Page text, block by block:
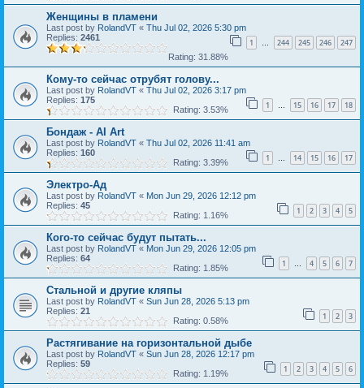
Женщины в пламени
Last post by RolandVT « Thu Jul 02, 2026 5:30 pm
Replies: 2461 1 … 244 245 246 247
Rating: 31.88%
Кому-то сейчас отрубят голову...
Last post by RolandVT « Thu Jul 02, 2026 3:17 pm
Replies: 175 1 … 15 16 17 18
Rating: 3.53%
Бондаж - AI Art
Last post by RolandVT « Thu Jul 02, 2026 11:41 am
Replies: 160 1 … 14 15 16 17
Rating: 3.39%
Электро-Ад
Last post by RolandVT « Mon Jun 29, 2026 12:12 pm
Replies: 45 1 2 3 4 5
Rating: 1.16%
Кого-то сейчас будут пытать...
Last post by RolandVT « Mon Jun 29, 2026 12:05 pm
Replies: 64 1 … 4 5 6 7
Rating: 1.85%
Стальной и другие кляпы
Last post by RolandVT « Sun Jun 28, 2026 5:13 pm
Replies: 21 1 2 3
Rating: 0.58%
Растягивание на горизонтальной дыбе
Last post by RolandVT « Sun Jun 28, 2026 12:17 pm
Replies: 59 1 2 3 4 5 6
Rating: 1.19%